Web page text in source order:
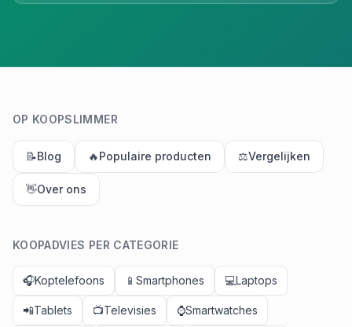
OP KOOPSLIMMER
📝Blog 🔥Populaire producten ⚖️Vergelijken
👋Over ons
KOOPADVIES PER CATEGORIE
🎧Koptelefoons 📱 Smartphones 💻Laptops
📲Tablets 📺Televisies ⌚Smartwatches